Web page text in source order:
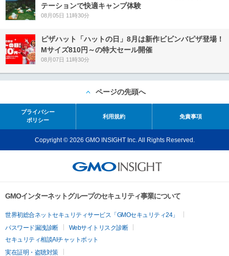
テーションで快適キャンプ体験
08月05日 11時30分
ピザハット「ハットの日」8月は新作ビビンバピザ登場！
Mサイズ810円～の特大セール開催
08月07日 11時30分
ページの先頭へ
プライバシー
ポリシー
利用規約 免責事項
Copyright © 2026 GMO INSIGHT Inc. All Rights Reserved.
GMOインターネットグループのセキュリティ事業について
世界初総合ネットセキュリティサービス「GMOセキュリティ24」
パスワード漏洩診断
Webサイトリスク診断
セキュリティ相談AIチャットボット
実在証明・盗聴対策